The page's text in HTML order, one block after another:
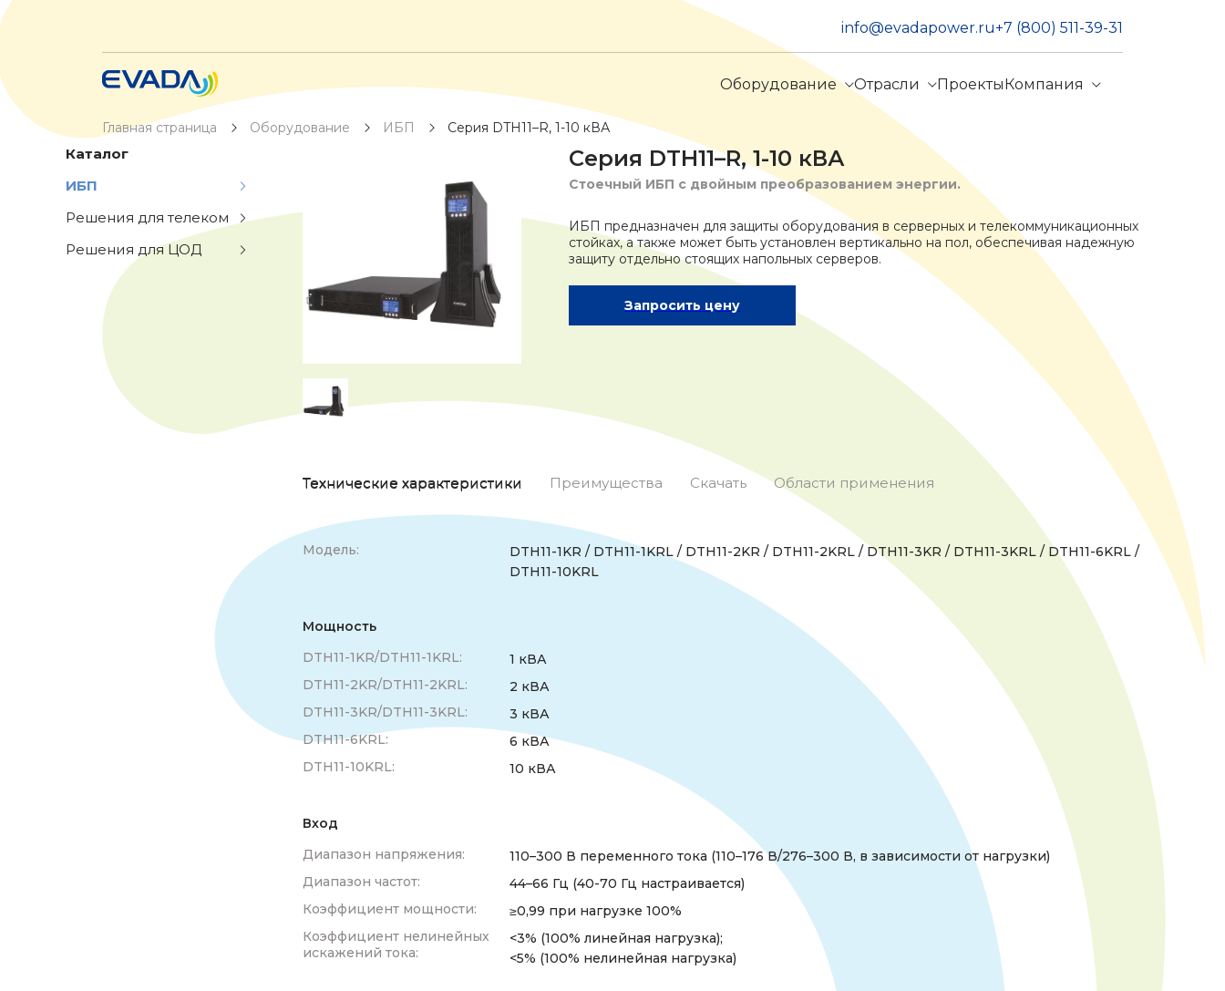
info@evadapower.ru+7 (800) 511-39-31
Оборудование Отрасли ПроектыКомпания
Главная страница Оборудование ИБП Серия DTH11–R, 1-10 кВА
Каталог
ИБП
Решения для телеком
Решения для ЦОД
Серия DTH11–R, 1-10 кВА
Стоечный ИБП с двойным преобразованием энергии.
ИБП предназначен для защиты оборудования в серверных и телекоммуникационных
стойках, а также может быть установлен вертикально на пол, обеспечивая надежную
защиту отдельно стоящих напольных серверов.
Запросить цену
Технические характеристики Преимущества Скачать Области применения
Модель:
DTH11-1KR / DTH11-1KRL / DTH11-2KR / DTH11-2KRL / DTH11-3KR / DTH11-3KRL / DTH11-6KRL /
DTH11-10KRL
Мощность
DTH11-1KR/DTH11-1KRL:
1 кВА
DTH11-2KR/DTH11-2KRL:
2 кВА
DTH11-3KR/DTH11-3KRL:
3 кВА
DTH11-6KRL:
6 кВА
DTH11-10KRL:
10 кВА
Вход
Диапазон напряжения:
110–300 В переменного тока (110–176 В/276–300 В, в зависимости от нагрузки)
Диапазон частот:
44–66 Гц (40-70 Гц настраивается)
Коэффициент мощности:
≥0,99 при нагрузке 100%
Коэффициент нелинейных
искажений тока:
<3% (100% линейная нагрузка);
<5% (100% нелинейная нагрузка)